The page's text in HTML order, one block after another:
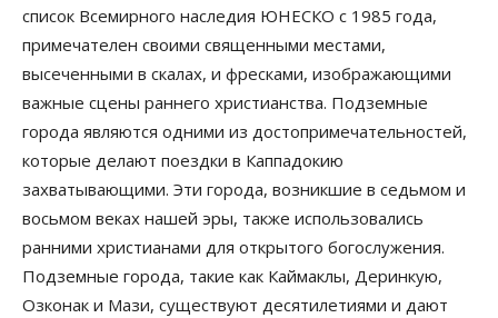
список Всемирного наследия ЮНЕСКО с 1985 года,
примечателен своими священными местами,
высеченными в скалах, и фресками, изображающими
важные сцены раннего христианства. Подземные
города являются одними из достопримечательностей,
которые делают поездки в Каппадокию
захватывающими. Эти города, возникшие в седьмом и
восьмом веках нашей эры, также использовались
ранними христианами для открытого богослужения.
Подземные города, такие как Каймаклы, Деринкую,
Озконак и Мази, существуют десятилетиями и дают